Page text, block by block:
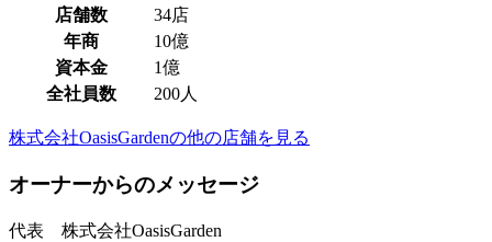
店舗数
34店
年商
10億
資本金
1億
全社員数
200人
株式会社OasisGardenの他の店舗を見る
オーナーからのメッセージ
代表 株式会社OasisGarden